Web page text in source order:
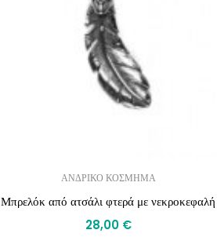
ΑΝΔΡΙΚΟ ΚΟΣΜΗΜΑ
Μπρελόκ από ατσάλι φτερά με νεκροκεφαλή
28,00 €